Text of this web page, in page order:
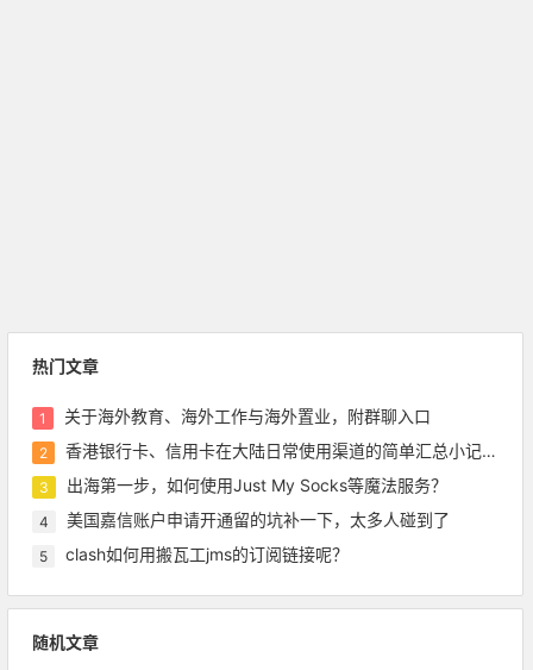
热门文章
1 关于海外教育、海外工作与海外置业，附群聊入口
2 香港银行卡、信用卡在大陆日常使用渠道的简单汇总小记录，含pulse绑定微信等
3 出海第一步，如何使用Just My Socks等魔法服务？
4 美国嘉信账户申请开通留的坑补一下，太多人碰到了
5 clash如何用搬瓦工jms的订阅链接呢？
随机文章